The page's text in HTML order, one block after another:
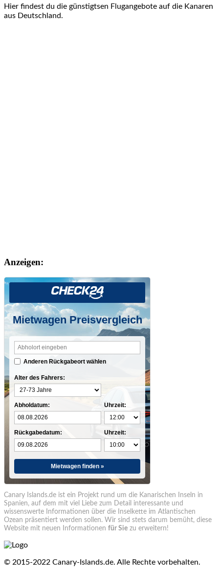
Hier findest du die günstigtsen Flugangebote auf die Kanaren
aus Deutschland.
Anzeigen:
Mietwagen Preisvergleich
Anderen Rückgabeort wählen
Alter des Fahrers:
Abholdatum:
Rückgabedatum:
Uhrzeit:
Uhrzeit:
Mietwagen finden »
Canary Islands.de ist ein Projekt rund um die Kanarischen Inseln in
Spanien, auf dem mit viel Liebe zum Detail interessante und
wissenswerte Informationen über die Inselkette im Atlantischen
Ozean präsentiert werden sollen. Wir sind stets darum bemüht, diese
Website mit neuen Informationen für Sie zu erweitern!
© 2015-2022 Canary-Islands.de. Alle Rechte vorbehalten.